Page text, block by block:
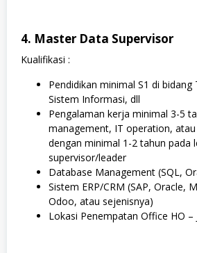
4. Master Data Supervisor
Kualifikasi :
Pendidikan minimal S1 di
Sistem Informasi, dll
Pengalaman kerja minimal 3-5
management, IT operation, atau
dengan minimal 1-2 tahun pada
supervisor/leader
Database Management (SQL,
Sistem ERP/CRM (SAP, Oracle,
Odoo, atau sejenisnya)
Lokasi Penempatan Office HO –